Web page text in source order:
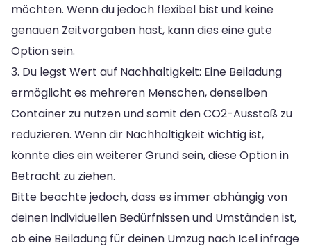
möchten. Wenn du jedoch flexibel bist und keine
genauen Zeitvorgaben hast, kann dies eine gute
Option sein.
3. Du legst Wert auf Nachhaltigkeit: Eine Beiladung
ermöglicht es mehreren Menschen, denselben
Container zu nutzen und somit den CO2-Ausstoß zu
reduzieren. Wenn dir Nachhaltigkeit wichtig ist,
könnte dies ein weiterer Grund sein, diese Option in
Betracht zu ziehen.
Bitte beachte jedoch, dass es immer abhängig von
deinen individuellen Bedürfnissen und Umständen ist,
ob eine Beiladung für deinen Umzug nach Icel infrage